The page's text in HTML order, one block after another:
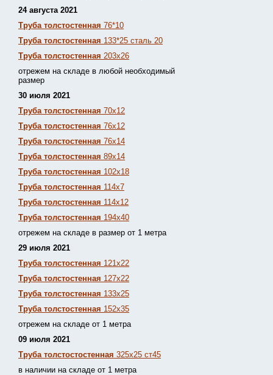
24 августа 2021
Труба толстостенная 76*10
Труба толстостенная 133*25 сталь 20
Труба толстостенная 203х26
отрежем на складе в любой необходимый
размер
30 июля 2021
Труба толстостенная 70х12
Труба толстостенная 76х12
Труба толстостенная 76х14
Труба толстостенная 89х14
Труба толстостенная 102х18
Труба толстостенная 114х7
Труба толстостенная 114х12
Труба толстостенная 194х40
отрежем на складе в размер от 1 метра
29 июля 2021
Труба толстостенная 121х22
Труба толстостенная 127х22
Труба толстостенная 133х25
Труба толстостенная 152х35
отрежем на складе от 1 метра
09 июля 2021
Труба толстостостенная 325х25 ст45
в наличии на складе от 1 метра